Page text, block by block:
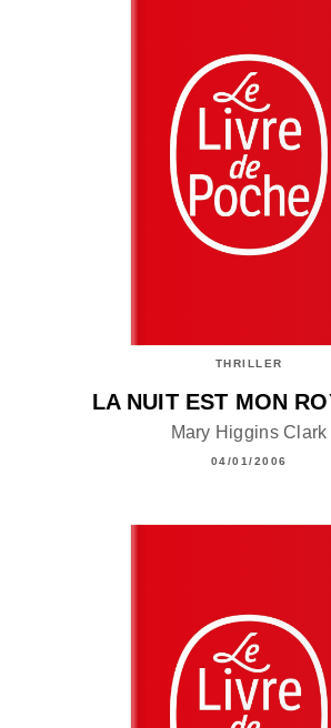
THRILLER
LA NUIT EST MON
Mary Higgins Clark
04/01/2006